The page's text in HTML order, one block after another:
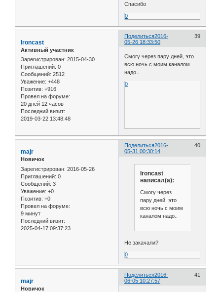
Спасибо
0
Поделиться 39
2016-
05-26 18:33:50
Ironcast
Активный участник
Зарегистрирован: 2015-04-30
Приглашений: 0
Сообщений: 2512
Уважение: +448
Позитив: +916
Провел на форуме:
20 дней 12 часов
Последний визит:
2019-03-22 13:48:48
Смогу через пару дней, это
всю ночь с моим каналом
надо..
0
Поделиться 40
2016-
05-31 00:30:14
majr
Новичок
Зарегистрирован: 2016-05-26
Приглашений: 0
Сообщений: 3
Уважение: +0
Позитив: +0
Провел на форуме:
9 минут
Последний визит:
2025-04-17 09:37:23
Ironcast
написал(а):
Смогу через
пару дней, это
всю ночь с моим
каналом надо..
Не закачали?
0
Поделиться 41
2016-
06-05 10:27:57
majr
Новичок